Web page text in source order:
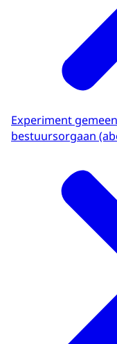
Experiment
bestuursorgaan